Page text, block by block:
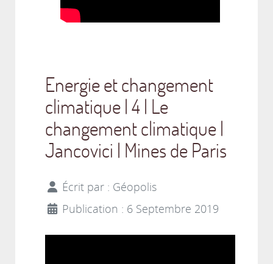
Energie et changement
climatique | 4 | Le
changement climatique |
Jancovici | Mines de Paris
Écrit par : Géopolis
Publication : 6 Septembre 2019